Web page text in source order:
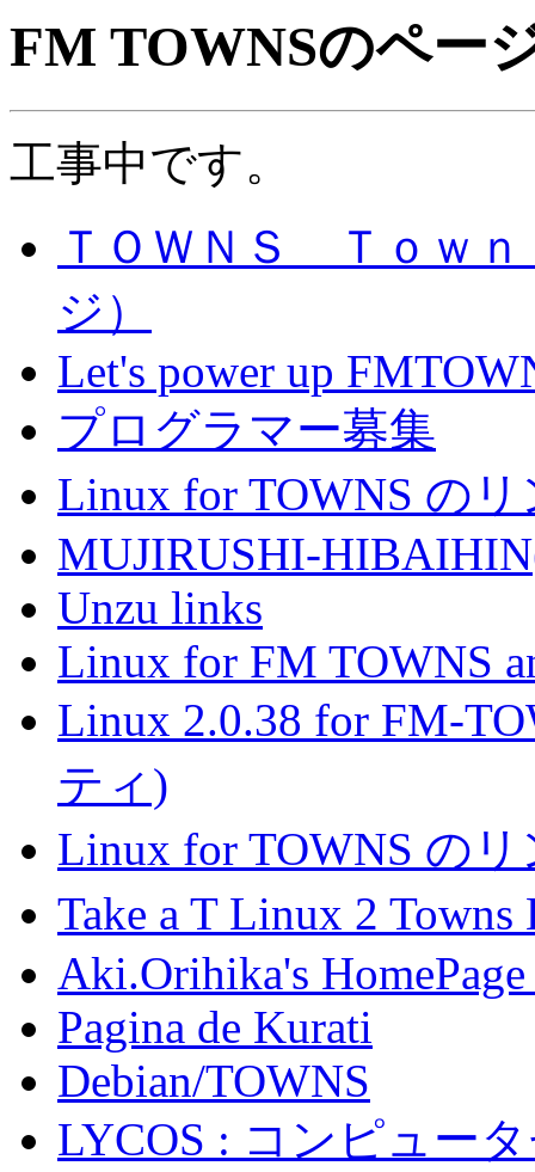
FM TOWNSのペー
工事中です。
ＴＯＷＮＳ Ｔｏｗｎ
ジ）
Let's power up
プログラマー募集
Linux for TOWNS の
MUJIRUSHI-
Unzu links
Linux for FM TOWNS
Linux 2.0.38 for FM-
ティ)
Linux for TOWNS の
Take a T Linux 2
Aki.Orihika's
Pagina de Kurati
Debian/TOWNS
LYCOS : コンピュー